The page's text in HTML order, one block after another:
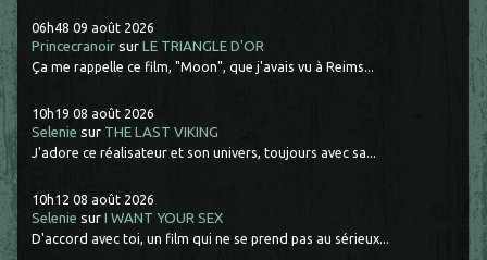
06h48 09 août 2026
Princecranoir surLE TRIANGLE D'OR
Ça me rappelle ce film, "Moon", que j'avais vu à Reims...
10h19 08 août 2026
Selenie sur THE LAST VIKING
J'adore ce réalisateur et son univers, toujours avec sa...
10h12 08 août 2026
Selenie surI WANT YOUR SEX
D'accord avec toi, un film qui ne se prend pas au sérieux...